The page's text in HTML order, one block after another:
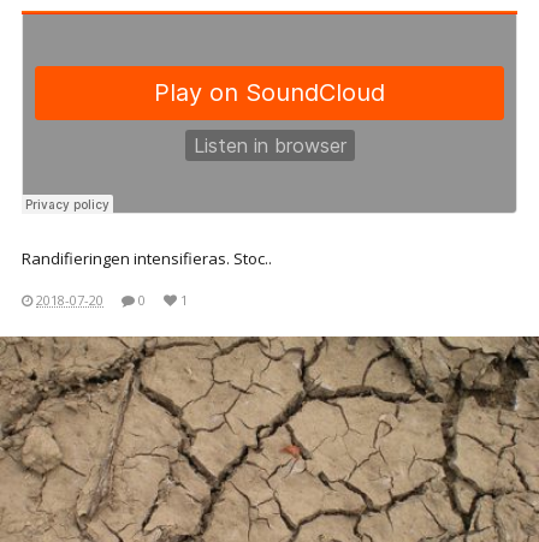
Randifieringen intensifieras. Stoc..
2018-07-20 0 1